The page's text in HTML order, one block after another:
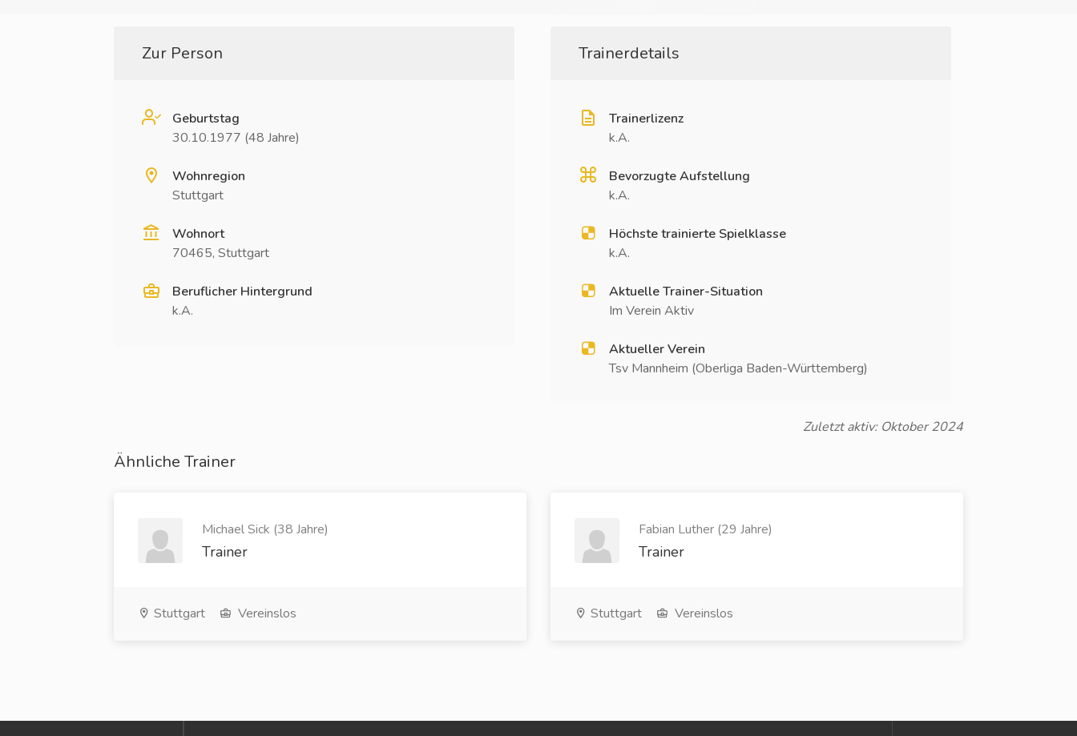
Zur Person
Geburtstag
30.10.1977 (48 Jahre)
Wohnregion
Stuttgart
Wohnort
70465, Stuttgart
Beruflicher Hintergrund
k.A.
Trainerdetails
Trainerlizenz
k.A.
Bevorzugte Aufstellung
k.A.
Höchste trainierte Spielklasse
k.A.
Aktuelle Trainer-Situation
Im Verein Aktiv
Aktueller Verein
Tsv Mannheim (Oberliga Baden-Württemberg)
Zuletzt aktiv: Oktober 2024
Ähnliche Trainer
Michael Sick (38 Jahre)
Trainer
Stuttgart Vereinslos
Fabian Luther (29 Jahre)
Trainer
Stuttgart Vereinslos